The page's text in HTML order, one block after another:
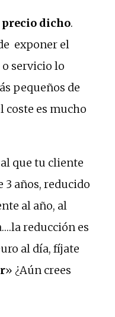
dicho.
exponer el
servicio lo
pequeños de
coste es mucho
que tu cliente
3 años, reducido
al año, al
reducción es
al día, fíjate
» ¿Aún crees